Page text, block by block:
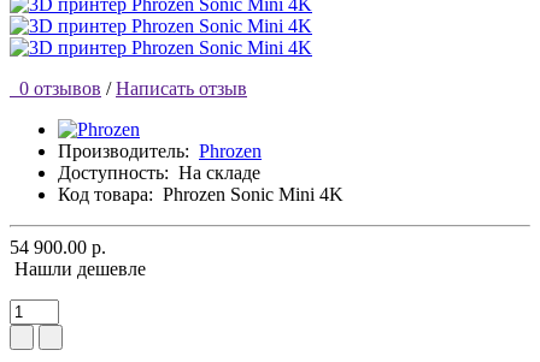
0 отзывов / Написать отзыв
Производитель: Phrozen
Доступность: На складе
Код товара: Phrozen Sonic Mini 4K
54 900.00 р.
Нашли дешевле